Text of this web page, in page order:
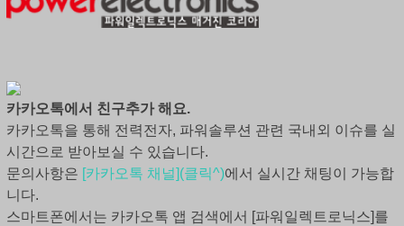
카카오톡에서 친구추가 해요.
카카오톡을 통해 전력전자, 파워솔루션 관련 국내외 이슈를 실
시간으로 받아보실 수 있습니다.
문의사항은 [카카오톡 채널](클릭^)에서 실시간 채팅이 가능합
니다.
스마트폰에서는 카카오톡 앱 검색에서 [파워일렉트로닉스]를